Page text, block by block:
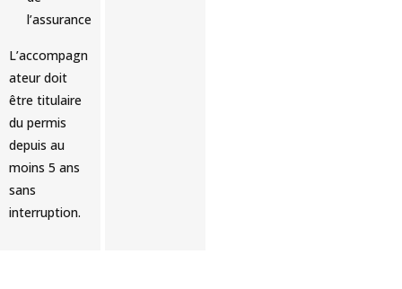
l’assurance
L’accompagn
ateur doit
être titulaire
du permis
depuis au
moins 5 ans
sans
interruption.